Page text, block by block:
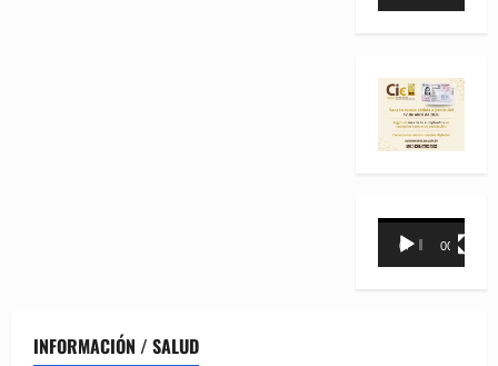
Reproductor
00:00 00:31
INFORMACIÓN / SALUD